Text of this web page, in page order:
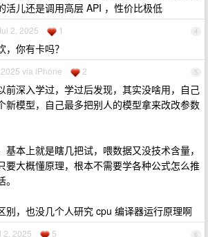
活儿还是调用高层 API ，性价比极低
4
2, 2025 1
你有卡吗？
5
via iPhone 2
前深入学过，学过后发现，其实没啥用，自己
新模型，自己最多把别人的模型拿来改改参数
基本上就是瞎几把试，喂数据又没技术含量，
要大概懂原理，根本不需要学各种公式怎么推
别，也没几个人研究 cpu 编译器运行原理啊
6
2, 2025 5